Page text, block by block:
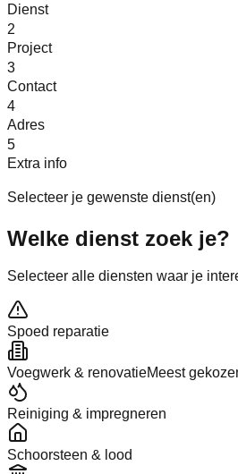
Dienst
2
Project
3
Contact
4
Adres
5
Extra info
Selecteer je gewenste dienst(en)
Welke dienst zoek je?
Selecteer alle diensten waar je
Spoed reparatie
Voegwerk & renovatieMeest
Reiniging & impregneren
Schoorsteen & lood